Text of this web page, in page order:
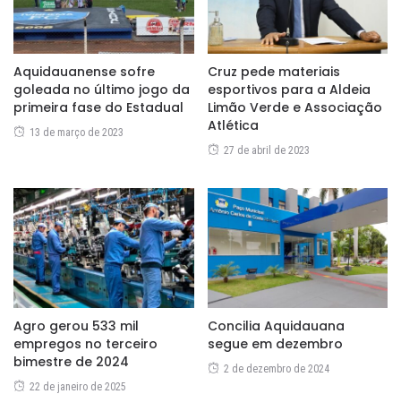
Aquidauanense sofre
goleada no último jogo da
primeira fase do Estadual
13 de março de 2023
Cruz pede materiais
esportivos para a Aldeia
Limão Verde e Associação
Atlética
27 de abril de 2023
Agro gerou 533 mil
empregos no terceiro
bimestre de 2024
22 de janeiro de 2025
Concilia Aquidauana
segue em dezembro
2 de dezembro de 2024